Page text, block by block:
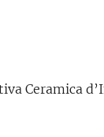
Ceramica